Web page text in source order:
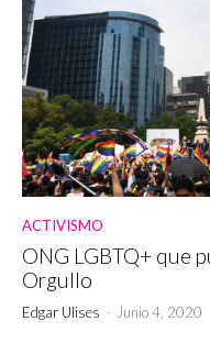
ACTIVISMO
ONG LGBTQ+ que
Orgullo
Edgar Ulises - Junio 4, 2020